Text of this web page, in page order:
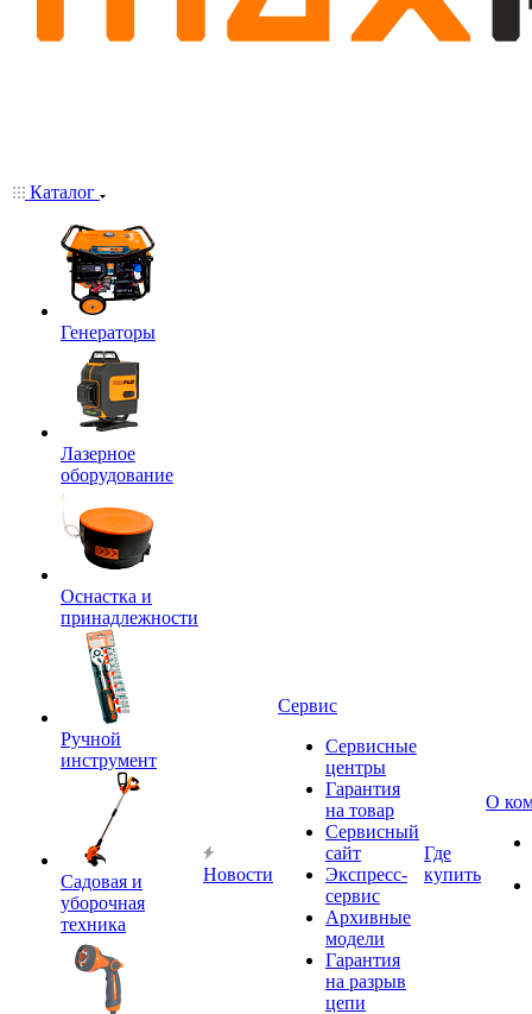
Каталог
Генераторы
Лазерное
оборудование
Оснастка и
принадлежности
Ручной
инструмент
Садовая и
уборочная
техника
Новости
Сервис
Сервисные
центры
Гарантия
на товар
Сервисный
сайт
Экспресс-
сервис
Архивные
модели
Гарантия
на разрыв
цепи
Где
купить
О